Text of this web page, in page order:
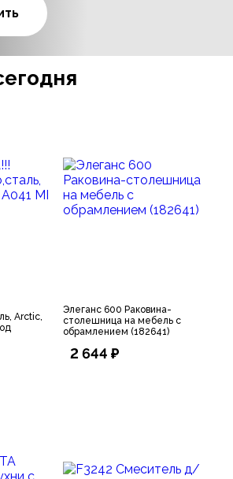
Arctic,
Элеганс 600 Раковина-
столешница на мебель с
обрамлением (182641)
2 644 ₽